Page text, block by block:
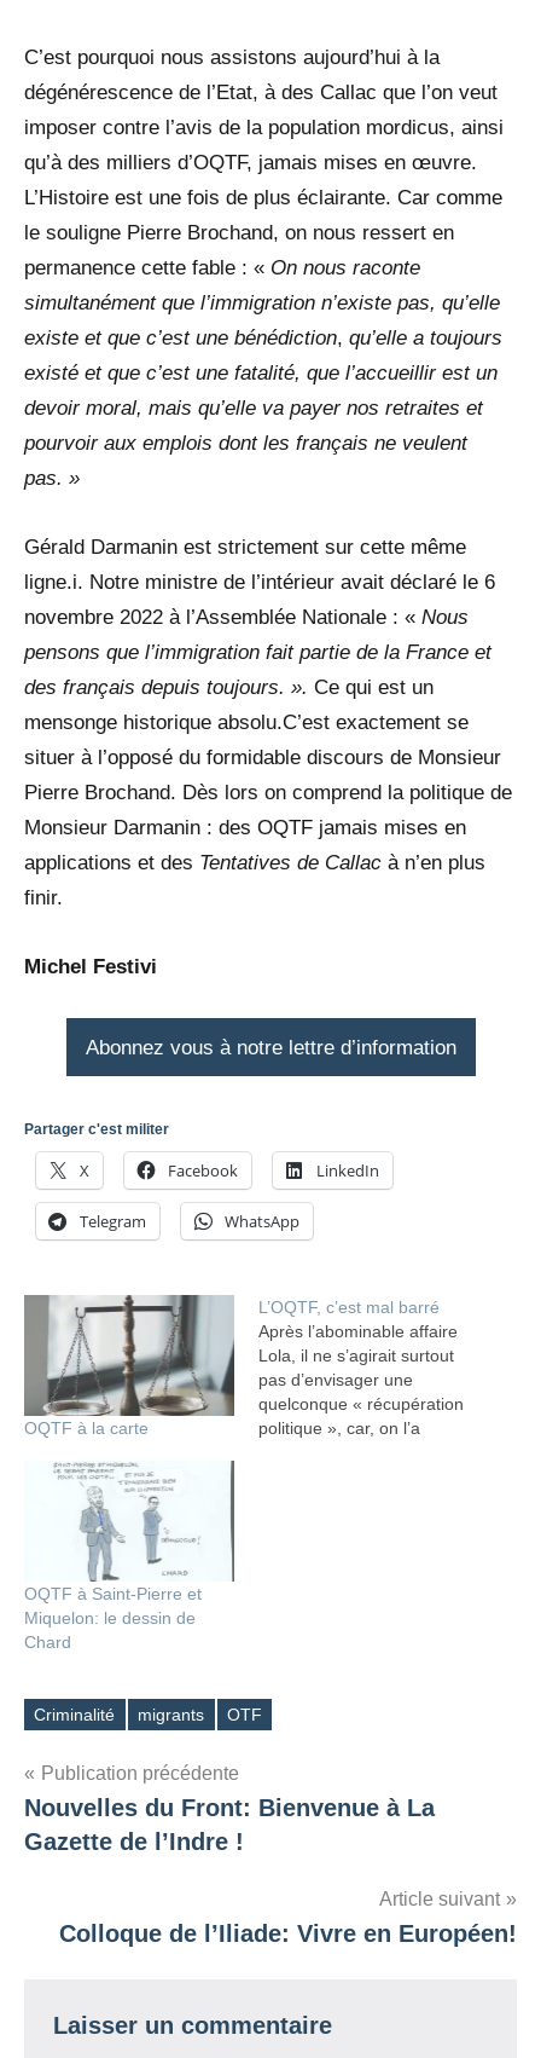
C’est pourquoi nous assistons aujourd’hui à la
dégénérescence de l’Etat, à des Callac que l’on veut
imposer contre l’avis de la population mordicus, ainsi
qu’à des milliers d’OQTF, jamais mises en œuvre.
L’Histoire est une fois de plus éclairante. Car comme
le souligne Pierre Brochand, on nous ressert en
permanence cette fable : « On nous raconte
simultanément que l’immigration n’existe pas, qu’elle
existe et que c’est une bénédiction, qu’elle a toujours
existé et que c’est une fatalité, que l’accueillir est un
devoir moral, mais qu’elle va payer nos retraites et
pourvoir aux emplois dont les français ne veulent
pas. »
Gérald Darmanin est strictement sur cette même
ligne.i. Notre ministre de l’intérieur avait déclaré le 6
novembre 2022 à l’Assemblée Nationale : « Nous
pensons que l’immigration fait partie de la France et
des français depuis toujours. ». Ce qui est un
mensonge historique absolu.C’est exactement se
situer à l’opposé du formidable discours de Monsieur
Pierre Brochand. Dès lors on comprend la politique de
Monsieur Darmanin : des OQTF jamais mises en
applications et des Tentatives de Callac à n’en plus
finir.
Michel Festivi
Abonnez vous à notre lettre d’information
Partager c'est militer
X Facebook LinkedIn
Telegram WhatsApp
OQTF à la carte
L’OQTF, c’est mal barré
Après l’abominable affaire
Lola, il ne s’agirait surtout
pas d’envisager une
quelconque « récupération
politique », car, on l’a
OQTF à Saint-Pierre et
Miquelon: le dessin de
Chard
Étiquettes
Criminalité migrants OTF
Navigation
de
Publication précédente
Nouvelles du Front: Bienvenue à La
Gazette de l’Indre !
Article suivant
Colloque de l’Iliade: Vivre en Européen!
Laisser un commentaire